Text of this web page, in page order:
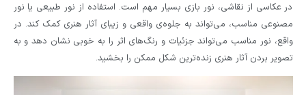
در عکاسی از نقاشی، نور بازی بسیار مهم است. استفاده از نور طبیعی یا نور
مصنوعی مناسب، می‌تواند به جلوه‌ی واقعی و زیبای آثار هنری کمک کند. در
واقع، نور مناسب می‌تواند جزئیات و رنگ‌های اثر را به خوبی نشان دهد و به
تصویر بردن آثار هنری زنده‌ترین شکل ممکن را بخشید.